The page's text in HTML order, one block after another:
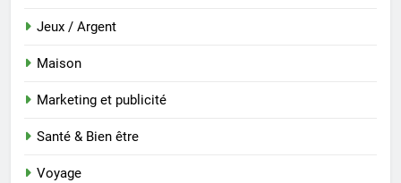
Jeux / Argent
Maison
Marketing et publicité
Santé & Bien être
Voyage